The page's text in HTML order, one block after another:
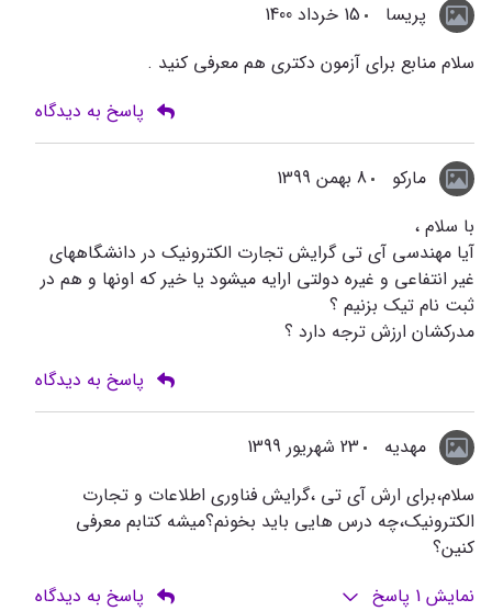
پریسا
15 خرداد 1400
سلام منابع برای آزمون دکتری هم معرفی کنید .
پاسخ به دیدگاه
مارکو
8 بهمن 1399
با سلام ،
آیا مهندسی آی تی گرایش تجارت الکترونیک در دانشگاههای
غیر انتفاعی و غیره دولتی ارایه میشود یا خیر که اونها و هم در
ثبت نام تیک بزنیم ؟
مدرکشان ارزش ترجه دارد ؟
پاسخ به دیدگاه
مهدیه
23 شهریور 1399
سلام،برای ارش آی تی ،گرایش فناوری اطلاعات و تجارت
الکترونیک،چه درس هایی باید بخونم؟میشه کتابم معرفی
کنین؟
نمایش 1 پاسخ پاسخ به دیدگاه